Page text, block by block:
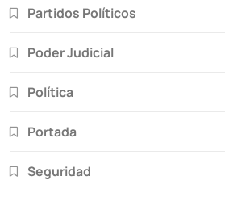
Partidos Políticos
Poder Judicial
Política
Portada
Seguridad